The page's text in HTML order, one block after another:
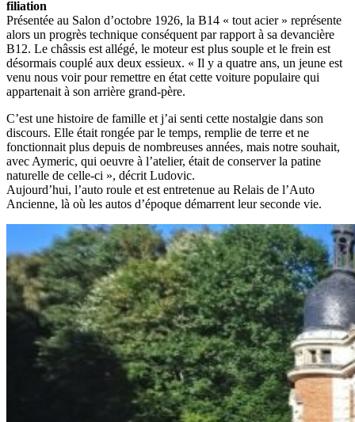
filiation
Présentée au Salon d’octobre 1926, la B14 « tout acier » représente
alors un progrès technique conséquent par rapport à sa devancière
B12. Le châssis est allégé, le moteur est plus souple et le frein est
désormais couplé aux deux essieux. « Il y a quatre ans, un jeune est
venu nous voir pour remettre en état cette voiture populaire qui
appartenait à son arrière grand-père.
C’est une histoire de famille et j’ai senti cette nostalgie dans son
discours. Elle était rongée par le temps, remplie de terre et ne
fonctionnait plus depuis de nombreuses années, mais notre souhait,
avec Aymeric, qui oeuvre à l’atelier, était de conserver la patine
naturelle de celle-ci », décrit Ludovic.
Aujourd’hui, l’auto roule et est entretenue au Relais de l’Auto
Ancienne, là où les autos d’époque démarrent leur seconde vie.